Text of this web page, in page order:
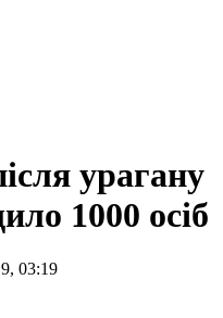
урагану
1000 осіб
03:19